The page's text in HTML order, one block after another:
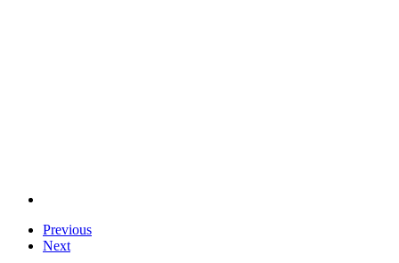
Previous
Next